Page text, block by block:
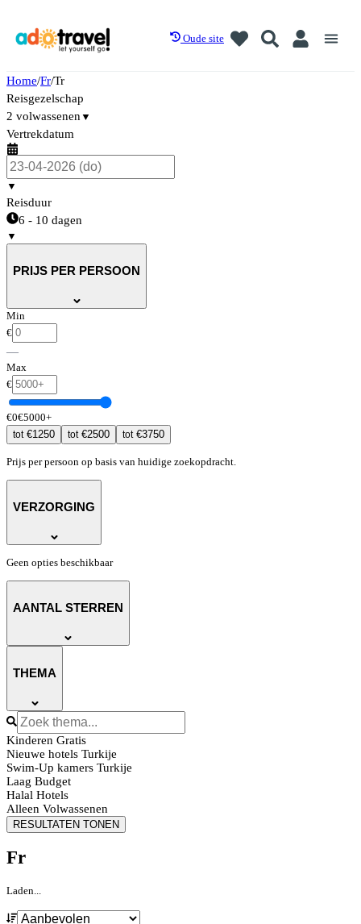
Oude site
Home/Fr/Tr
Reisgezelschap
2 volwassenen ▼
Vertrekdatum
▼
Reisduur
6 - 10 dagen
▼
PRIJS PER PERSOON
Min
€
—
Max
€
€0€5000+
tot€1250 tot€2500 tot€3750
Prijs per persoon op basis van huidige zoekopdracht.
VERZORGING
Geen opties beschikbaar
AANTAL STERREN
THEMA
Kinderen Gratis
Nieuwe hotels Turkije
Swim-Up kamers Turkije
Laag Budget
Halal Hotels
Alleen Volwassenen
RESULTATEN TONEN
Fr
Laden...